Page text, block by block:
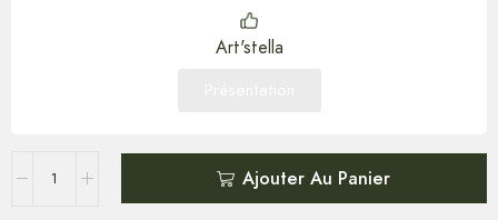
Art'stella
Ajouter Au Panier